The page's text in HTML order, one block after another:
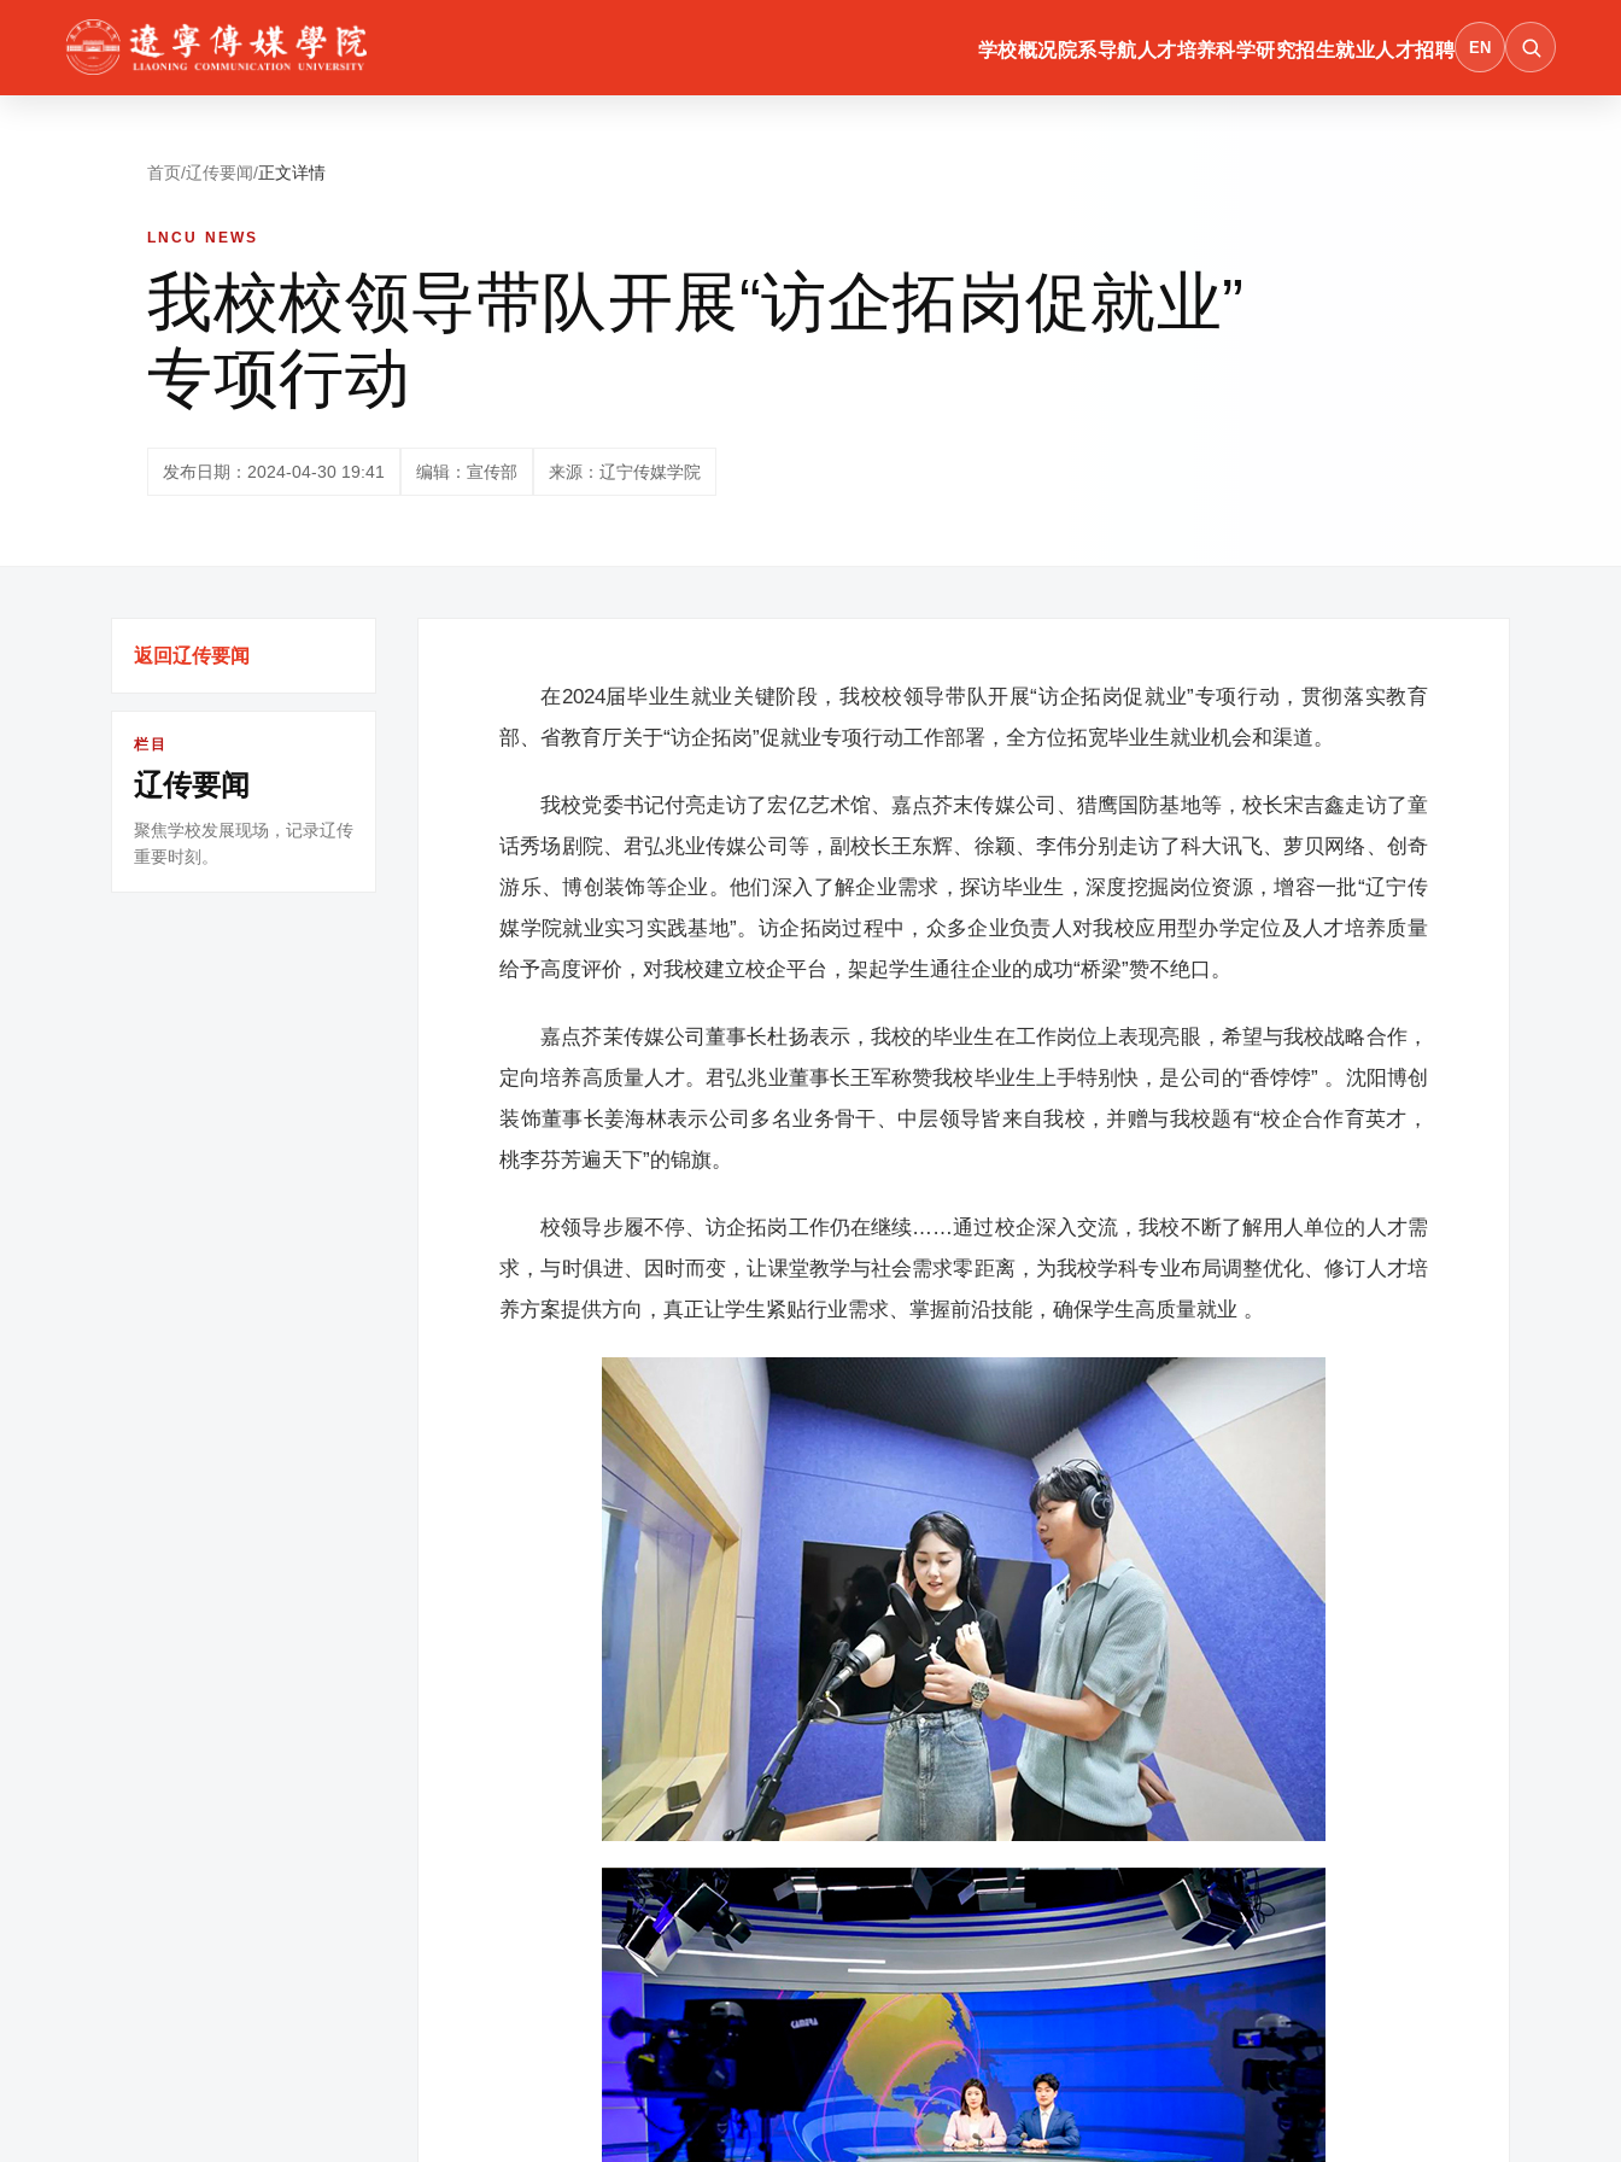
学校概况院系导航 人才培养科学研究招生就业人才招聘 EN
首页/辽传要闻/正文详情
LNCU NEWS
我校校领导带队开展“访企拓岗促就业”
专项行动
发布日期：2024-04-30 19:41 编辑：宣传部 来源：辽宁传媒学院
返回辽传要闻
栏目
辽传要闻
聚焦学校发展现场，记录辽传
重要时刻。
在2024届毕业生就业关键阶段，我校校领导带队开展“访企拓岗促就业”专项行动，贯彻落实教育
部、省教育厅关于“访企拓岗”促就业专项行动工作部署，全方位拓宽毕业生就业机会和渠道。
我校党委书记付亮走访了宏亿艺术馆、嘉点芥末传媒公司、猎鹰国防基地等，校长宋吉鑫走访了童
话秀场剧院、君弘兆业传媒公司等，副校长王东辉、徐颖、李伟分别走访了科大讯飞、萝贝网络、创奇
游乐、博创装饰等企业。他们深入了解企业需求，探访毕业生，深度挖掘岗位资源，增容一批“辽宁传
媒学院就业实习实践基地”。访企拓岗过程中，众多企业负责人对我校应用型办学定位及人才培养质量
给予高度评价，对我校建立校企平台，架起学生通往企业的成功“桥梁”赞不绝口。
嘉点芥茉传媒公司董事长杜扬表示，我校的毕业生在工作岗位上表现亮眼，希望与我校战略合作，
定向培养高质量人才。君弘兆业董事长王军称赞我校毕业生上手特别快，是公司的“香饽饽” 。沈阳博创
装饰董事长姜海林表示公司多名业务骨干、中层领导皆来自我校，并赠与我校题有“校企合作育英才，
桃李芬芳遍天下”的锦旗。
校领导步履不停、访企拓岗工作仍在继续……通过校企深入交流，我校不断了解用人单位的人才需
求，与时俱进、因时而变，让课堂教学与社会需求零距离，为我校学科专业布局调整优化、修订人才培
养方案提供方向，真正让学生紧贴行业需求、掌握前沿技能，确保学生高质量就业 。